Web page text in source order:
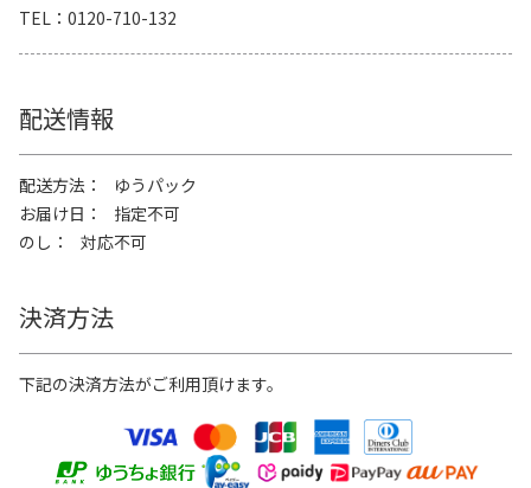
TEL
0120-710-132
配送情報
配送方法
ゆうパック
お届け日
指定不可
のし
対応不可
決済方法
下記の決済方法がご利用頂けます。